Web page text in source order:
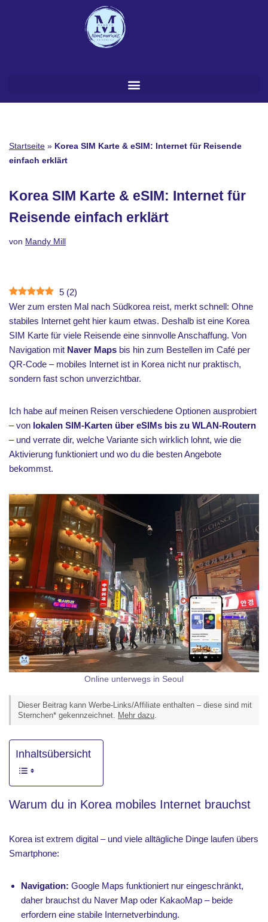
Startseite » Korea SIM Karte & eSIM: Internet für Reisende
einfach erklärt
Korea SIM Karte & eSIM: Internet für
Reisende einfach erklärt
von Mandy Mill
5 (2)
Wer zum ersten Mal nach Südkorea reist, merkt schnell: Ohne
stabiles Internet geht hier kaum etwas. Deshalb ist eine Korea
SIM Karte für viele Reisende eine sinnvolle Anschaffung. Von
Navigation mit Naver Maps bis hin zum Bestellen im Café per
QR-Code – mobiles Internet ist in Korea nicht nur praktisch,
sondern fast schon unverzichtbar.
Ich habe auf meinen Reisen verschiedene Optionen ausprobiert
– von lokalen SIM-Karten über eSIMs bis zu WLAN-Routern
– und verrate dir, welche Variante sich wirklich lohnt, wie die
Aktivierung funktioniert und wo du die besten Angebote
bekommst.
Online unterwegs in Seoul
Dieser Beitrag kann Werbe-Links/Affiliate enthalten – diese sind mit
Sternchen* gekennzeichnet. Mehr dazu.
Inhaltsübersicht
Warum du in Korea mobiles Internet brauchst
Korea ist extrem digital – und viele alltägliche Dinge laufen übers
Smartphone:
Navigation: Google Maps funktioniert nur eingeschränkt,
daher brauchst du Naver Map oder KakaoMap – beide
erfordern eine stabile Internetverbindung.